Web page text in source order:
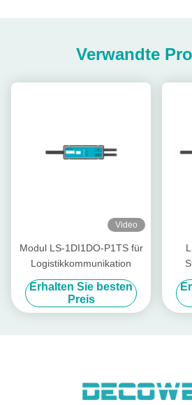
Verwandte
Video
Modul LS-1DI1DO-P1TS für
Logistikkommunikation
Erhalten Sie besten
Preis